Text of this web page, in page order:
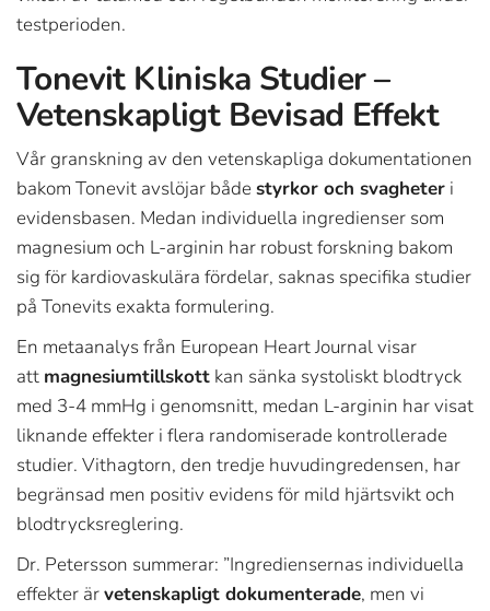
testperioden.
Tonevit Kliniska Studier –
Vetenskapligt Bevisad Effekt
Vår granskning av den vetenskapliga dokumentationen
bakom Tonevit avslöjar bådestyrkor och svagheter i
evidensbasen. Medan individuella ingredienser som
magnesium och L-arginin har robust forskning bakom
sig för kardiovaskulära fördelar, saknas specifika studier
på Tonevits exakta formulering.
En metaanalys från European Heart Journal visar
att magnesiumtillskott kan sänka systoliskt blodtryck
med 3-4 mmHg i genomsnitt, medan L-arginin har visat
liknande effekter i flera randomiserade kontrollerade
studier. Vithagtorn, den tredje huvudingredensen, har
begränsad men positiv evidens för mild hjärtsvikt och
blodtrycksreglering.
Dr. Petersson summerar: ”Ingrediensernas individuella
effekter ärvetenskapligt dokumenterade, men vi